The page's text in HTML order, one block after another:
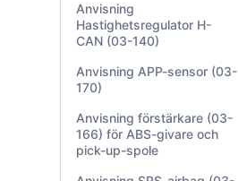
Anvisning
Hastighetsregulator H-
CAN (03-140)
Anvisning APP-sensor (03-
170)
Anvisning förstärkare (03-
166) för ABS-givare och
pick-up-spole